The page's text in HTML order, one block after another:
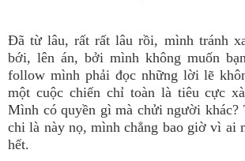
Đã từ lâu, rất rất lâu rồi, mình tránh
bới, lên án, bởi mình không muốn
follow mình phải đọc những lời lẽ
một cuộc chiến chỉ toàn là tiêu cực
Mình có quyền gì mà chửi người khác?
chi là này nọ, mình chẳng bao giờ vì ai
hết.